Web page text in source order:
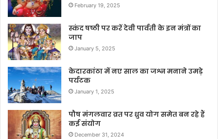
February 19, 2025
स्कंद षष्ठी पर करें देवी पार्वती के इन मंत्रों का
जाप
January 5, 2025
केदारकांठा में नए साल का जश्न मनाने उमड़े
पर्यटक
January 1, 2025
पौष मंगलवार व्रत पर ध्रुव योग समेत बन रहे हैं
कई संयोग
December 31, 2024